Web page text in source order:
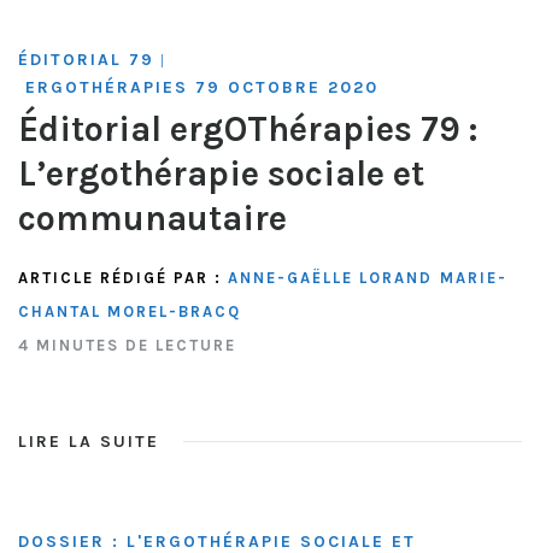
ÉDITORIAL 79 |
ERGOTHÉRAPIES 79 OCTOBRE 2020
Éditorial ergOThérapies 79 :
L’ergothérapie sociale et
communautaire
ARTICLE RÉDIGÉ PAR : ANNE-GAËLLE LORAND
MARIE-
CHANTAL MOREL-BRACQ
4 MINUTES DE LECTURE
LIRE LA SUITE
DOSSIER : L'ERGOTHÉRAPIE SOCIALE ET